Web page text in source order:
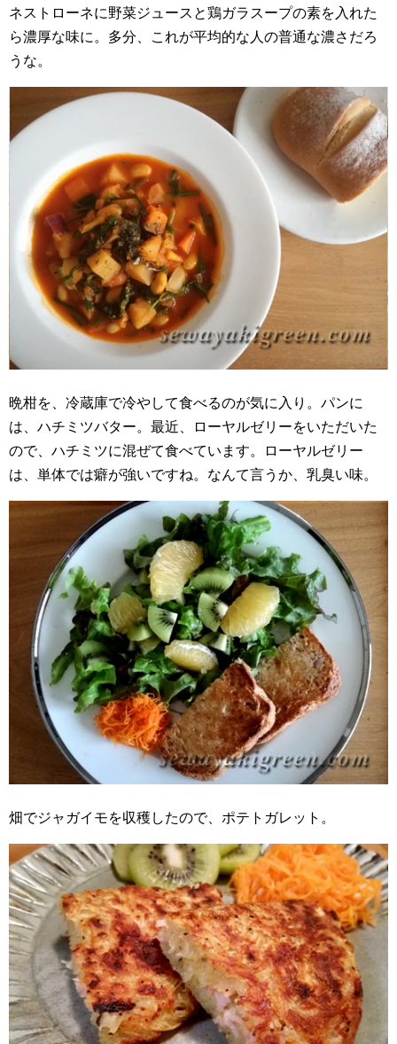
ネストローネに野菜ジュースと鶏ガラスープの素を入れた
ら濃厚な味に。多分、これが平均的な人の普通な濃さだろ
うな。
晩柑を、冷蔵庫で冷やして食べるのが気に入り。パンに
は、ハチミツバター。最近、ローヤルゼリーをいただいた
ので、ハチミツに混ぜて食べています。ローヤルゼリー
は、単体では癖が強いですね。なんて言うか、乳臭い味。
畑でジャガイモを収穫したので、ポテトガレット。